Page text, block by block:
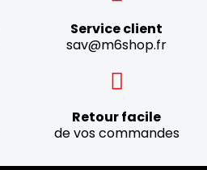
Service client
sav@m6shop.fr
Retour facile
de vos commandes